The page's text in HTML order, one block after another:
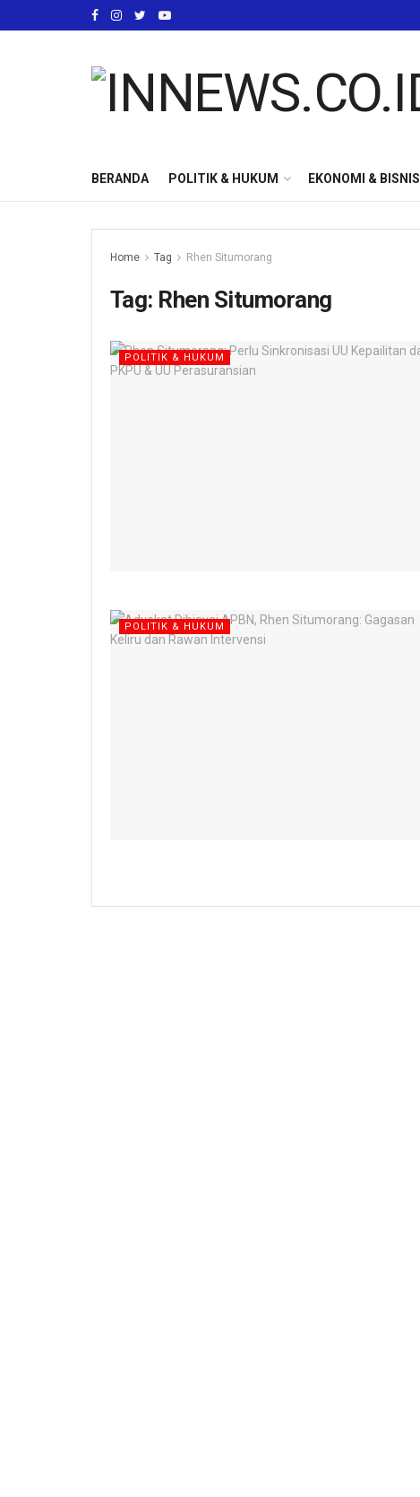
BERANDA POLITIK & HUKUM EKONOMI & BISNIS
Home Tag Rhen Situmorang
Tag: Rhen Situmorang
POLITIK & HUKUM
POLITIK & HUKUM